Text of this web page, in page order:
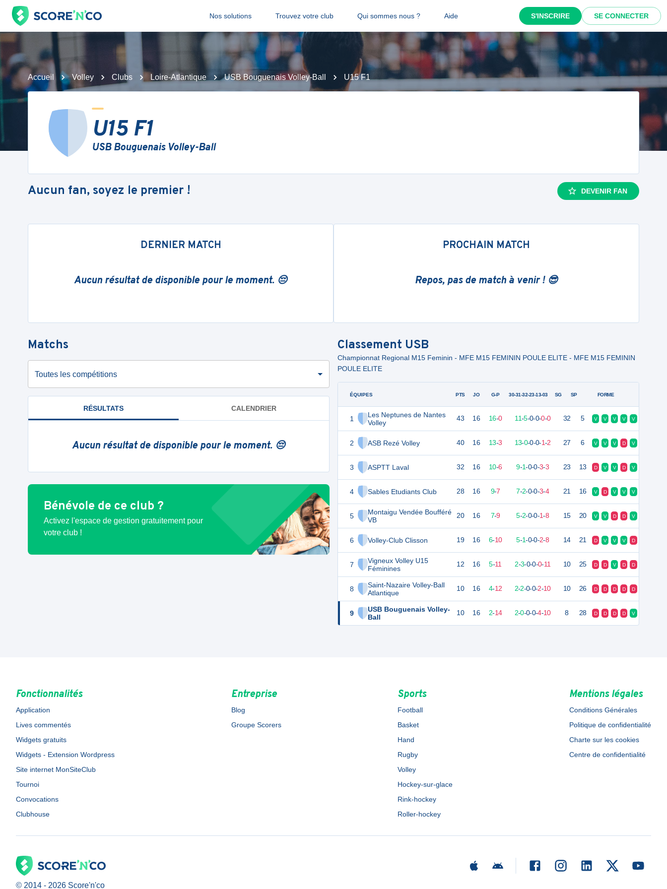
Nos solutions Trouvez votre club Qui sommes nous ? Aide S'INSCRIRE SE CONNECTER
Accueil Volley Clubs Loire-Atlantique USB Bouguenais Volley-Ball U15 F1
U15 F1
USB Bouguenais Volley-Ball
Aucun fan, soyez le premier ! DEVENIR FAN
DERNIER MATCH
Aucun résultat de disponible pour le moment. 😔
PROCHAIN MATCH
Repos, pas de match à venir ! 😎
Matchs
Toutes les compétitions
RÉSULTATS CALENDRIER
Aucun résultat de disponible pour le moment. 😔
Bénévole de ce club ?
Activez l'espace de gestion gratuitement pour
votre club !
Classement USB
Championnat Regional M15 Feminin - MFE M15 FEMININ POULE ELITE - MFE M15 FEMININ
POULE ELITE
ÉQUIPES
1
Les Neptunes de Nantes
Volley
2 ASB Rezé Volley
3 ASPTT Laval
4 Sables Etudiants Club
5
Montaigu Vendée Boufféré
VB
6 Volley-Club Clisson
7
Vigneux Volley U15
Féminines
8
Saint-Nazaire Volley-Ball
Atlantique
9
USB Bouguenais Volley-
Ball
PTS JO G-P 30-31-32-23-13-03 SG SP FORME
43 16 16-0 11-5-0-0-0-0 32 5 V V V V V
40 16 13-3 13-0-0-0-1-2 27 6 V V V D V
32 16 10-6 9-1-0-0-3-3 23 13 D V V D V
28 16 9-7 7-2-0-0-3-4 21 16 V D V V V
20 16 7-9 5-2-0-0-1-8 15 20 V V D D V
19 16 6-10 5-1-0-0-2-8 14 21 D V V V D
12 16 5-11 2-3-0-0-0-11 10 25 D D V D D
10 16 4-12 2-2-0-0-2-10 10 26 D D D D D
10 16 2-14 2-0-0-0-4-10 8 28 D D D D V
Fonctionnalités
Application
Lives commentés
Widgets gratuits
Widgets - Extension Wordpress
Site internet MonSiteClub
Tournoi
Convocations
Clubhouse
Entreprise
Blog
Groupe Scorers
Sports
Football
Basket
Hand
Rugby
Volley
Hockey-sur-glace
Rink-hockey
Roller-hockey
Mentions légales
Conditions Générales
Politique de confidentialité
Charte sur les cookies
Centre de confidentialité
© 2014 - 2026 Score'n'co